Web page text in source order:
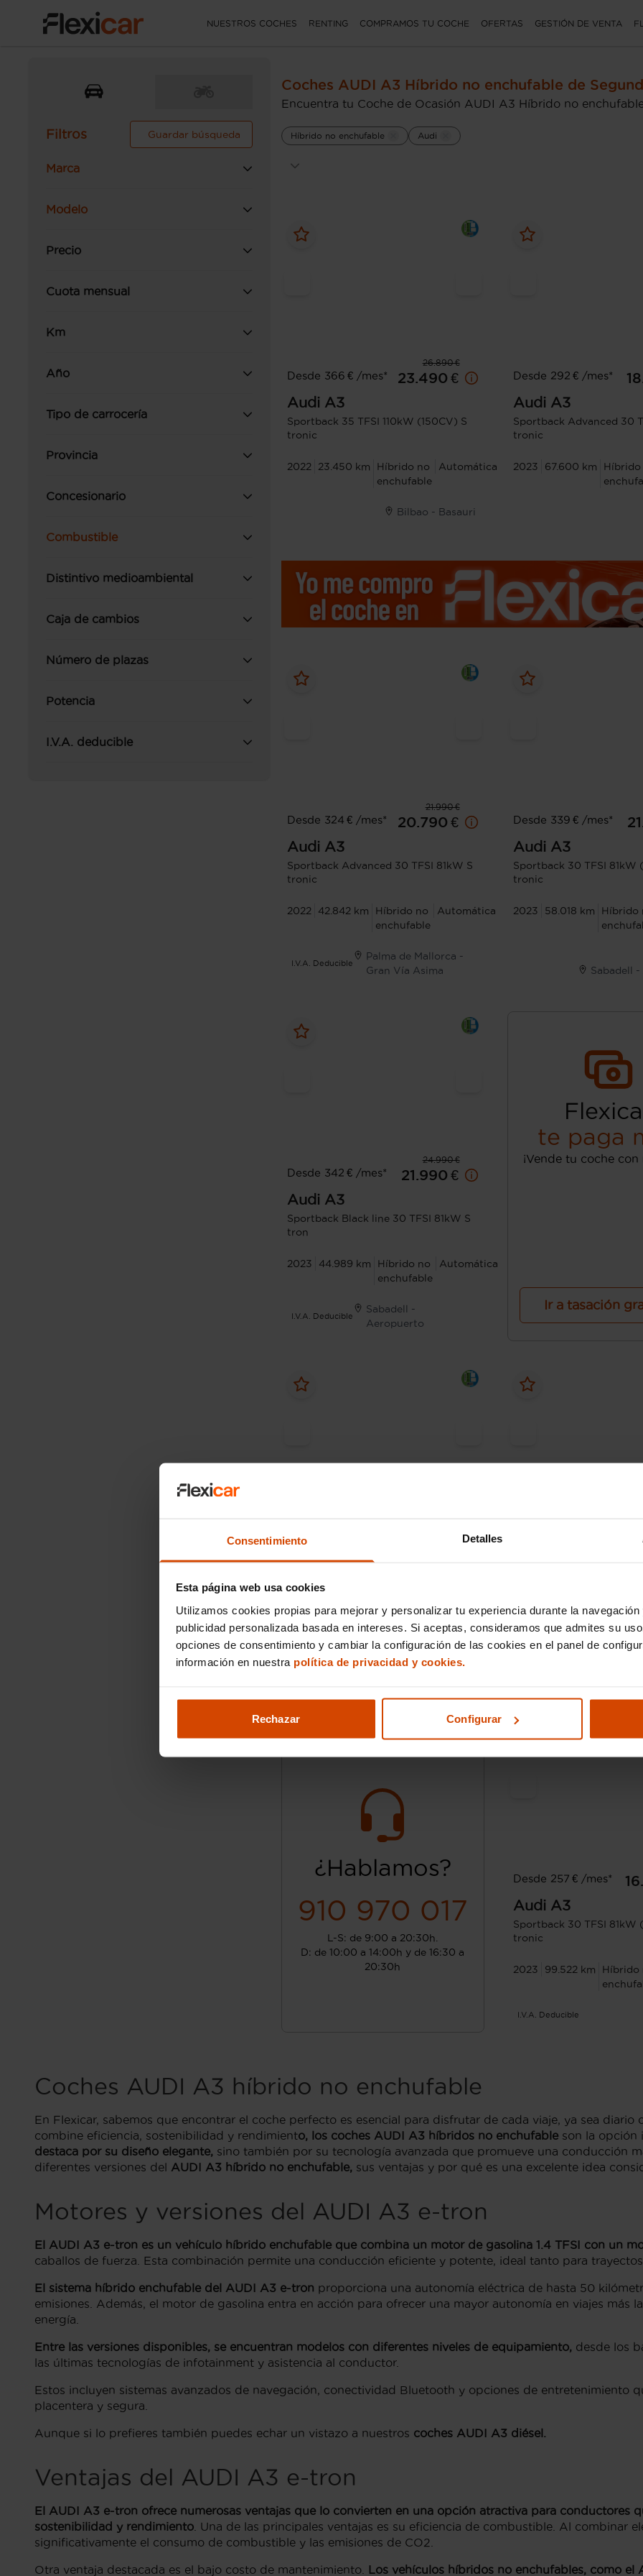
Consentimiento Detalles
Esta página web usa cookies
Utilizamos cookies propias para mejorar y personalizar tu experiencia durante la
publicidad personalizada basada en intereses. Si aceptas, consideramos que admites su
opciones de consentimiento y cambiar la configuración de las cookies en el panel de
información en nuestra política de privacidad y cookies.
Rechazar Configurar
NUESTROS COCHES RENTING COMPRAMOS TU COCHE OFERTAS GESTIÓN DE VENTA
Filtros Guardar búsqueda
Marca
Modelo
Precio
Cuota mensual
Km
Año
Tipo de carrocería
Provincia
Concesionario
Combustible
Distintivo medioambiental
Caja de cambios
Número de plazas
Potencia
I.V.A. deducible
Coches AUDI A3 Híbrido no enchufable de
Encuentra tu Coche de Ocasión AUDI A3 Híbrido no
Híbrido no enchufable Audi
26.890 €
Desde 366 € /mes*
23.490 €
Audi A3
Sportback 35 TFSI 110kW (150CV) S
tronic
2022 23.450 km
Híbrido no
enchufable
Automática
Bilbao - Basauri
Desde 292 € /mes*
Audi A3
Sportback Advanced 30
tronic
2023 67.600 km
Híbrido
21.990 €
Desde 324 € /mes*
20.790 €
Audi A3
Sportback Advanced 30 TFSI 81kW S
tronic
2022 42.842 km
Híbrido no
enchufable
Automática
I.V.A. Deducible
Palma de Mallorca -
Gran Vía Asima
Desde 339 € /mes*
Audi A3
Sportback 30 TFSI 81kW
tronic
2023 58.018 km
Híbrido
Sabadell
24.990 €
Desde 342 € /mes*
21.990 €
Audi A3
Sportback Black line 30 TFSI 81kW S
tron
2023 44.989 km
Híbrido no
enchufable
Automática
I.V.A. Deducible
Sabadell -
Aeropuerto
te paga
¡Vende tu coche con
Ir a tasación
tronic
2022 50.000 km
Híbrido no
enchufable
Automática 2023 92.686 km Híbrido
¿Hablamos?
910 970 017
L-S: de 9:00 a 20:30h.
D: de 10:00 a 14:00h y de 16:30 a
20:30h
Desde 257 € /mes*
Audi A3
Sportback 30 TFSI 81kW
tronic
2023 99.522 km
Híbrido
I.V.A. Deducible
Coches AUDI A3 híbrido no enchufable
En Flexicar, sabemos que encontrar el coche perfecto es esencial para disfrutar de cada viaje, ya sea
combine eficiencia, sostenibilidad y rendimiento, los coches AUDI A3 híbridos no enchufable son la opción
destaca por su diseño elegante, sino también por su tecnología avanzada que promueve una conducción
diferentes versiones del AUDI A3 híbrido no enchufable, sus ventajas y por qué es una excelente idea
Motores y versiones del AUDI A3 e-tron
El AUDI A3 e-tron es un vehículo híbrido enchufable que combina un motor de gasolina 1.4 TFSI con un
caballos de fuerza. Esta combinación permite una conducción eficiente y potente, ideal tanto para
El sistema híbrido enchufable del AUDI A3 e-tron proporciona una autonomía eléctrica de hasta 50
emisiones. Además, el motor de gasolina entra en acción para ofrecer una mayor autonomía en viajes más
energía.
Entre las versiones disponibles, se encuentran modelos con diferentes niveles de equipamiento, desde los
las últimas tecnologías de infotainment y asistencia al conductor.
Estos incluyen sistemas avanzados de navegación, conectividad Bluetooth y opciones de entretenimiento
placentera y segura.
Aunque si lo prefieres también puedes echar un vistazo a nuestros coches AUDI A3 diésel.
Ventajas del AUDI A3 e-tron
El AUDI A3 e-tron ofrece numerosas ventajas que lo convierten en una opción atractiva para conductores
sostenibilidad y rendimiento . Una de las principales ventajas es su eficiencia de combustible. Al combinar
significativamente el consumo de combustible y las emisiones de CO2.
Otra ventaja destacada es el bajo costo de mantenimiento. Los vehículos híbridos no enchufables, como el